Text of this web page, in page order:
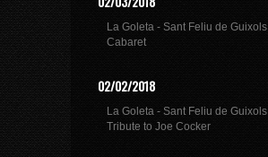
La Goleta - Sant Feliu de Guixols
Cabaret
02/02/2018
La Goleta - Sant Feliu de Guixols
Tribute to Joe Cocker